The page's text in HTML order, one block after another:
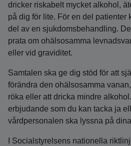
dricker riskabelt mycket alkohol,
på dig för lite. För en del patienter
del av en sjukdomsbehandling.
prata om ohälsosamma
eller vid graviditet.
Samtalen ska ge dig stöd för att
förändra den ohälsosamma
röka eller att dricka mindre
erbjudande som du kan tacka ja
vårdpersonalen ska lyssna på
I Socialstyrelsens nationella